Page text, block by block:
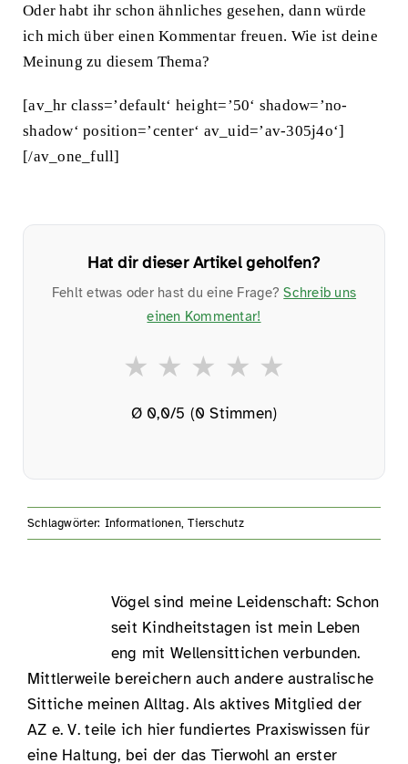
Oder habt ihr schon ähnliches gesehen, dann würde
ich mich über einen Kommentar freuen. Wie ist deine
Meinung zu diesem Thema?
[av_hr class=’default‘ height=’50‘ shadow=’no-
shadow‘ position=’center‘ av_uid=’av-305j4o‘]
[/av_one_full]
Hat dir dieser Artikel geholfen?
Fehlt etwas oder hast du eine Frage?Schreib uns
einen Kommentar!
★
★
★
★
★
Ø 0,0/5 (0 Stimmen)
Schlagwörter: Informationen,Tierschutz
Vögel sind meine Leidenschaft: Schon
seit Kindheitstagen ist mein Leben
eng mitWellensittichenverbunden.
Mittlerweile bereichern auch andereaustralische
Sittiche meinen Alltag. Als aktives Mitglied der
AZ e. V. teile ich hier fundiertes Praxiswissen für
eine Haltung, bei der das Tierwohl an erster